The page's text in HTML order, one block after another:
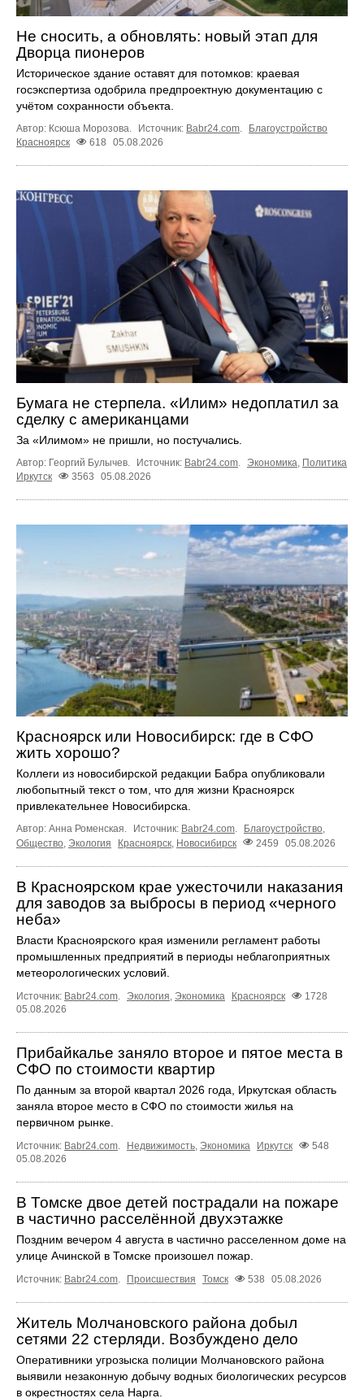
Не сносить, а обновлять: новый этап для
Дворца пионеров
Историческое здание оставят для потомков: краевая
госэкспертиза одобрила предпроектную документацию с
учётом сохранности объекта.
Автор: Ксюша Морозова. Источник: Babr24.com.
Благоустройство
Красноярск
618 05.08.2026
Бумага не стерпела. «Илим» недоплатил за
сделку с американцами
За «Илимом» не пришли, но постучались.
Автор: Георгий Булычев. Источник: Babr24.com Экономика Политика
Иркутск
3563 05.08.2026
Красноярск или Новосибирск: где в СФО
жить хорошо?
Коллеги из новосибирской редакции Бабра опубликовали
любопытный текст о том, что для жизни Красноярск
привлекательнее Новосибирска.
Автор: Анна Роменская. Источник: Babr24.com. Благоустройство,
Общество Экология Красноярск Новосибирск 2459 05.08.2026
В Красноярском крае ужесточили наказания
для заводов за выбросы в период «черного
неба»
Власти Красноярского края изменили регламент работы
промышленных предприятий в периоды неблагоприятных
метеорологических условий.
Источник: Babr24.com Экология Экономика Красноярск
1728
05.08.2026
Прибайкалье заняло второе и пятое места в
СФО по стоимости квартир
По данным за второй квартал 2026 года, Иркутская область
заняла второе место в СФО по стоимости жилья на
первичном рынке.
Источник: Babr24.com. Недвижимость, Экономика Иркутск
548
05.08.2026
В Томске двое детей пострадали на пожаре
в частично расселённой двухэтажке
Поздним вечером 4 августа в частично расселенном доме на
улице Ачинской в Томске произошел пожар.
Источник: Babr24.com. Происшествия Томск 538 05.08.2026
Житель Молчановского района добыл
сетями 22 стерляди. Возбуждено дело
Оперативники угрозыска полиции Молчановского района
выявили незаконную добычу водных биологических ресурсов
в окрестностях села Нарга.